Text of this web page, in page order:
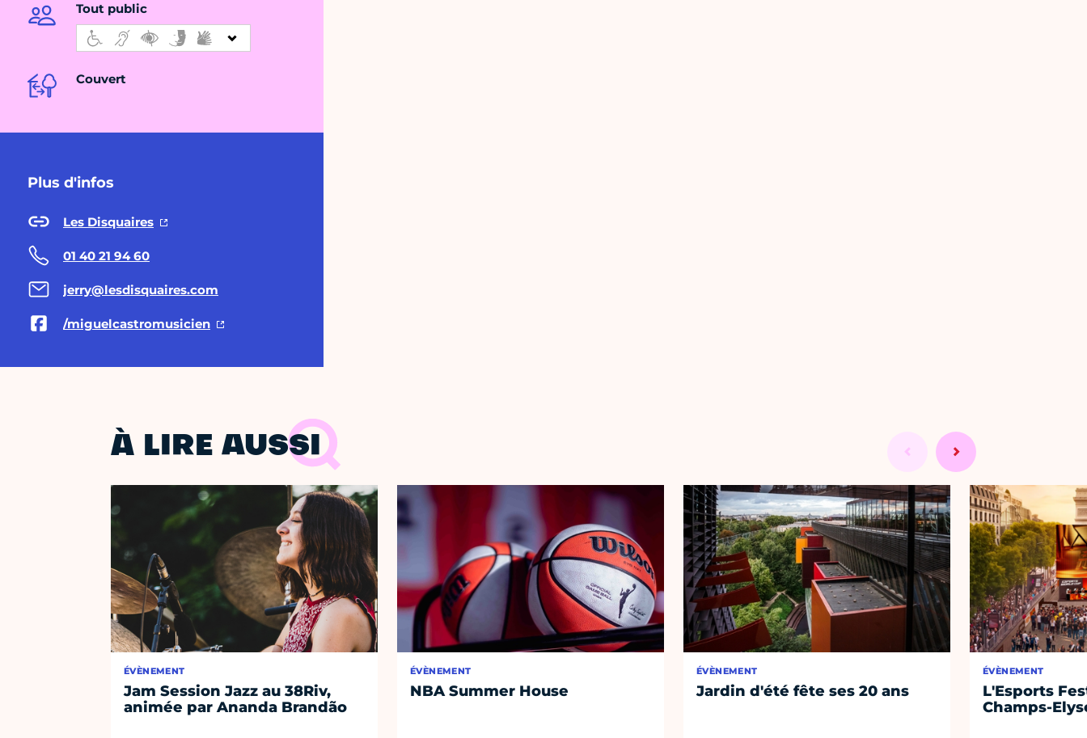
Tout public
Couvert
Plus d'infos
Les Disquaires
01 40 21 94 60
jerry@lesdisquaires.com
/miguelcastromusicien
À LIRE AUSSI
ÉVÈNEMENT
Jam Session Jazz au 38Riv,
animée par Ananda Brandão
ÉVÈNEMENT
NBA Summer House
ÉVÈNEMENT
Jardin d'été fête ses 20 ans
ÉVÈNEMENT
L'Esports
Champs-